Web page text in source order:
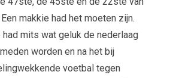
makkie had het moeten zijn.
had mits wat geluk de nederlaag
worden en na het bij
voetbal tegen